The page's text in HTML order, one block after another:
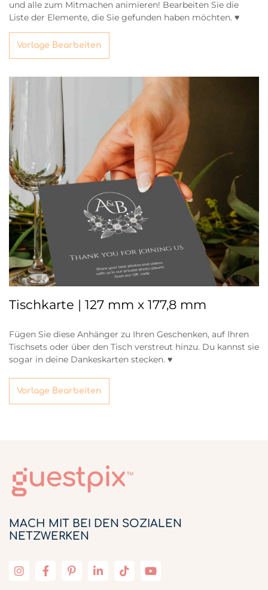
und alle zum Mitmachen animieren! Bearbeiten Sie die
Liste der Elemente, die Sie gefunden haben möchten. ♥
Vorlage Bearbeiten
Tischkarte | 127 mm x 177,8 mm
Fügen Sie diese Anhänger zu Ihren Geschenken, auf Ihren
Tischsets oder über den Tisch verstreut hinzu. Du kannst sie
sogar in deine Dankeskarten stecken. ♥
Vorlage Bearbeiten
MACH MIT BEI DEN SOZIALEN
NETZWERKEN